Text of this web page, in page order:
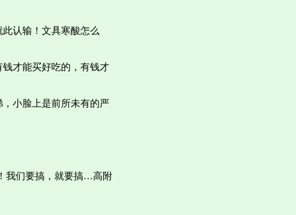
认输！文具寒酸怎么
才能买好吃的，有钱才
小脸上是前所未有的严
我们要搞，就要搞…高附